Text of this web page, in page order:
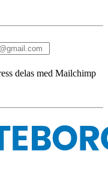
delas med Mailchimp